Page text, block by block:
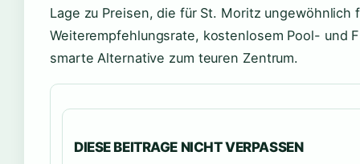
Lage zu Preisen, die für St. Moritz ungewöhnlich
Weiterempfehlungsrate, kostenlosem Pool- und
smarte Alternative zum teuren Zentrum.
DIESE BEITRAGE NICHT VERPASSEN